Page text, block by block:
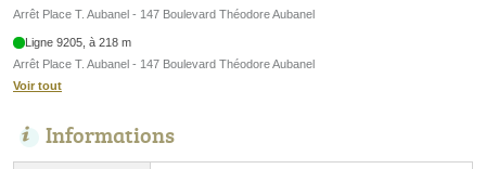
Arrêt Place T. Aubanel - 147 Boulevard Théodore Aubanel
Ligne 9205, à 218 m
Arrêt Place T. Aubanel - 147 Boulevard Théodore Aubanel
Voir tout
Informations